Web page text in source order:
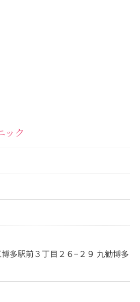
ック
多駅前３丁目２６−２９ 九勧博多